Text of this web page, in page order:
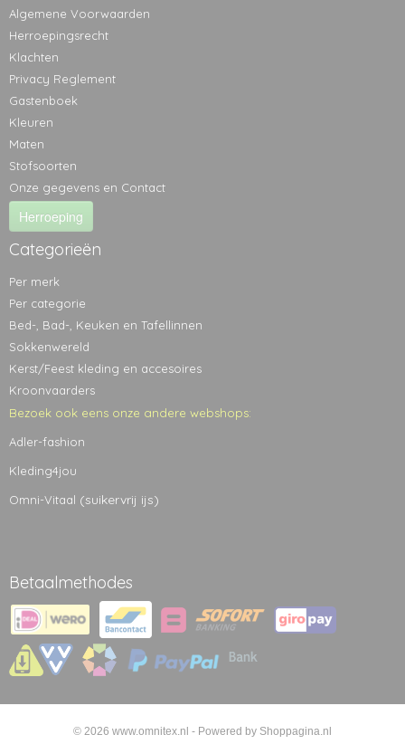
Algemene Voorwaarden
Herroepingsrecht
Klachten
Privacy Reglement
Gastenboek
Kleuren
Maten
Stofsoorten
Onze gegevens en Contact
Herroeping
Categorieën
Per merk
Per categorie
Bed-, Bad-, Keuken en Tafellinnen
Sokkenwereld
Kerst/Feest kleding en accesoires
Kroonvaarders
Bezoek ook eens onze andere webshops:
Adler-fashion
Kleding4jou
Omni-Vitaal (suikervrij ijs)
Betaalmethodes
© 2026 www.omnitex.nl - Powered by Shoppagina.nl